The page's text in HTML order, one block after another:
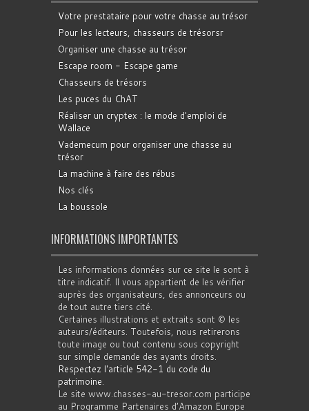
Votre prestataire pour votre chasse au trésor
Pour les lecteurs, chasseurs de trésorsr
Organiser une chasse au trésor
Escape room - Escape game
Chasseurs de trésors
Les puces du ChAT
Réaliser un cryptex : le mode d'emploi de
Wallace
Vademecum pour organiser une chasse au
trésor
La machine à faire des rébus
Nos clés
La boussole
INFORMATIONS IMPORTANTES
Les informations données sur ce site le sont à
titre indicatif. Il vous appartient de les vérifier
auprès des organisateurs, des annonceurs ou
de tout autre tiers cité.
Certaines illustrations et extraits sont © les
auteurs/éditeurs. Toutefois, nous retirerons
toute image ou tout contenu sous copyright
sur simple demande des ayants droits.
Respectez l'article 542-1 du code du
patrimoine.
Le site www.chasses-au-tresor.com participe
au Programme Partenaires d’Amazon Europe